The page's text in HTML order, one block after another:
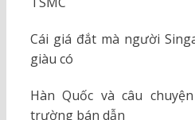
Cái giá đắt mà người
giàu có
Hàn Quốc và câu
trường bán dẫn